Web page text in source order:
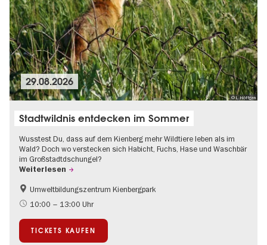
© L. Höffgen
29.08.2026
Stadtwildnis entdecken im Sommer
Wusstest Du, dass auf dem Kienberg mehr Wildtiere leben als im
Wald? Doch wo verstecken sich Habicht, Fuchs, Hase und Waschbär
im Großstadtdschungel?
Weiterlesen
Im Grünen
Umweltbildungszentrum Kienbergpark
10:00 – 13:00 Uhr
TICKETS KAUFEN